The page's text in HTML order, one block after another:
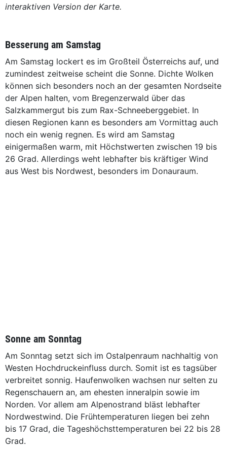
interaktiven Version der Karte.
Besserung am Samstag
Am Samstag lockert es im Großteil Österreichs auf, und
zumindest zeitweise scheint die Sonne. Dichte Wolken
können sich besonders noch an der gesamten Nordseite
der Alpen halten, vom Bregenzerwald über das
Salzkammergut bis zum Rax-Schneeberggebiet. In
diesen Regionen kann es besonders am Vormittag auch
noch ein wenig regnen. Es wird am Samstag
einigermaßen warm, mit Höchstwerten zwischen 19 bis
26 Grad. Allerdings weht lebhafter bis kräftiger Wind
aus West bis Nordwest, besonders im Donauraum.
Sonne am Sonntag
Am Sonntag setzt sich im Ostalpenraum nachhaltig von
Westen Hochdruckeinfluss durch. Somit ist es tagsüber
verbreitet sonnig. Haufenwolken wachsen nur selten zu
Regenschauern an, am ehesten inneralpin sowie im
Norden. Vor allem am Alpenostrand bläst lebhafter
Nordwestwind. Die Frühtemperaturen liegen bei zehn
bis 17 Grad, die Tageshöchsttemperaturen bei 22 bis 28
Grad.